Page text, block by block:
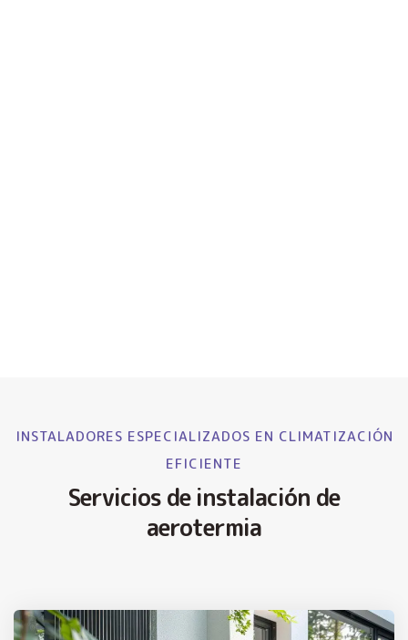
INSTALADORES ESPECIALIZADOS EN CLIMATIZACIÓN
EFICIENTE
Servicios de instalación de
aerotermia